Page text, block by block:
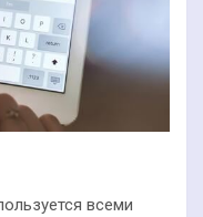
всеми